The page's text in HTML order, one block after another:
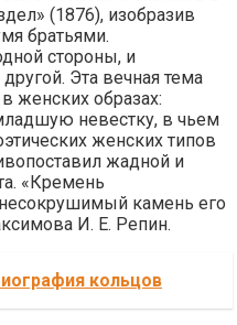
(1876), изобразив
братьями.
стороны, и
Эта вечная тема
женских образах:
невестку, в чьем
женских типов
жадной и
«Кремень
камень его
И. Е. Репин.
кольцов